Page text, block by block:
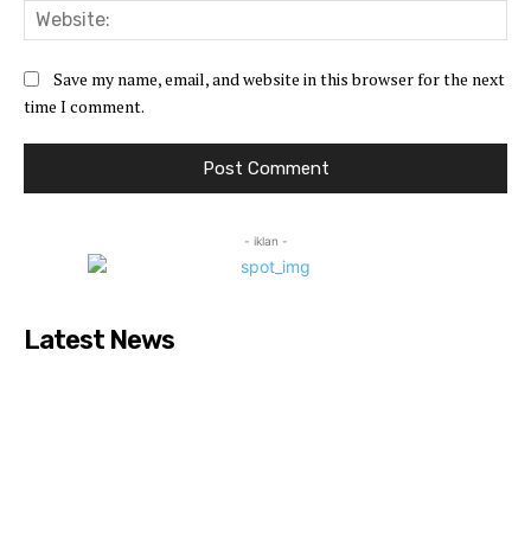
Save my name, email, and website in this browser for the next
time I comment.
- iklan -
Latest News